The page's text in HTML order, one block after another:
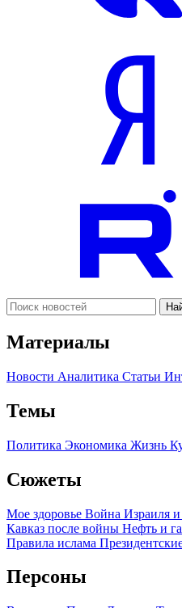
Материалы
Новости Аналитика Статьи
Темы
Политика Экономика Жизнь
Сюжеты
Мое здоровье Война Израиля
Кавказ после войны Нефть и
Правила ислама
Персоны